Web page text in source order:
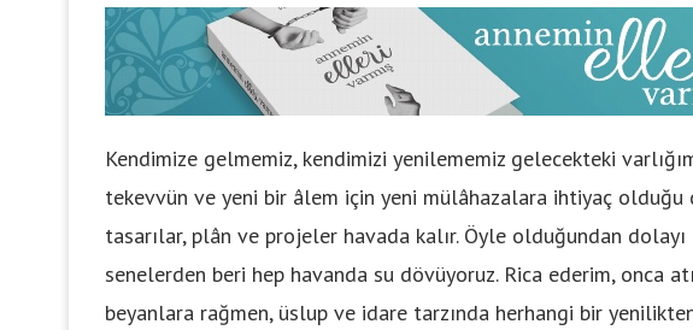
Kendimize gelmemiz, kendimizi yenilememiz gelecekteki
tekevvün ve yeni bir âlem için yeni mülâhazalara ihtiyaç olduğu
tasarılar, plân ve projeler havada kalır. Öyle olduğundan
senelerden beri hep havanda su dövüyoruz. Rica ederim, onca
beyanlara rağmen, üslup ve idare tarzında herhangi bir